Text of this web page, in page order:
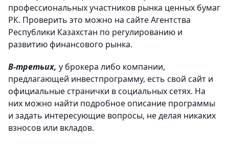
профессиональных участников рынка ценных бумаг
РК. Проверить это можно на сайте Агентства
Республики Казахстан по регулированию и
развитию финансового рынка.
В-третьих, у брокера либо компании,
предлагающей инвестпрограмму, есть свой сайт и
официальные странички в социальных сетях. На
них можно найти подробное описание программы
и задать интересующие вопросы, не делая никаких
взносов или вкладов.